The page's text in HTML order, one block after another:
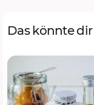
Das könnte